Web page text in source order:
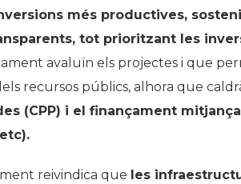
més productives,
tot prioritzant les
avaluïn els projectes i que
recursos públics, alhora que
(CPP) i el finançament
reivindica que les